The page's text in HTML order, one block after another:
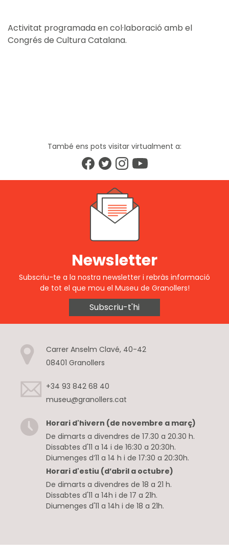
Activitat programada en col·laboració amb el
Congrés de Cultura Catalana.
També ens pots visitar virtualment a:
Newsletter
Subscriu-te a la nostra newsletter i rebràs informació
de tot el que mou el Museu de Granollers!
Subscriu-t'hi
Carrer Anselm Clavé, 40-42
08401 Granollers
+34 93 842 68 40
museu@granollers.cat
Horari d'hivern (de novembre a març)
De dimarts a divendres de 17.30 a 20.30 h.
Dissabtes d'11 a 14 i de 16:30 a 20:30h.
Diumenges d’11 a 14 h i de 17:30 a 20:30h.
Horari d'estiu (d’abril a octubre)
De dimarts a divendres de 18 a 21 h.
Dissabtes d'11 a 14h i de 17 a 21h.
Diumenges d'11 a 14h i de 18 a 21h.